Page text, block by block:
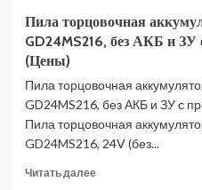
Пила торцовочная
GD24MS216, без АКБ и ЗУ
(Цены)
Пила торцовочная
GD24MS216, без АКБ и ЗУ с
Пила торцовочная
GD24MS216, 24V (без...
Читать далееПрочитать